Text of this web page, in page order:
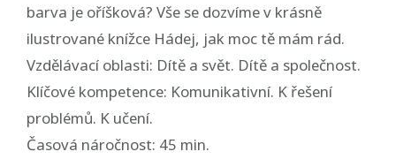
barva je oříšková? Vše se dozvíme v krásně
ilustrované knížce Hádej, jak moc tě mám rád.
Vzdělávací oblasti: Dítě a svět. Dítě a společnost.
Klíčové kompetence: Komunikativní. K řešení
problémů. K učení.
Časová náročnost: 45 min.